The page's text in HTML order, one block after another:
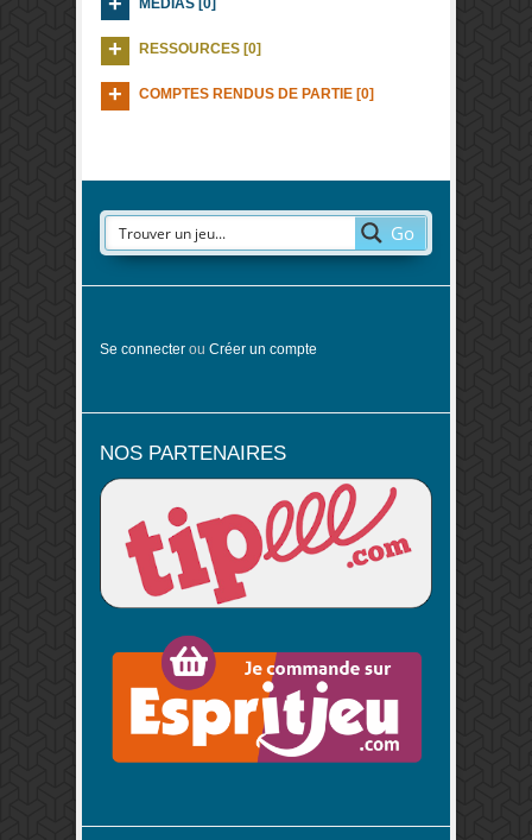
MEDIAS [0]
RESSOURCES [0]
COMPTES RENDUS DE PARTIE [0]
Go
Se connecter ou Créer un compte
NOS PARTENAIRES